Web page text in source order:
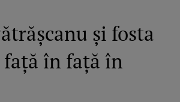
și fosta
față în față în